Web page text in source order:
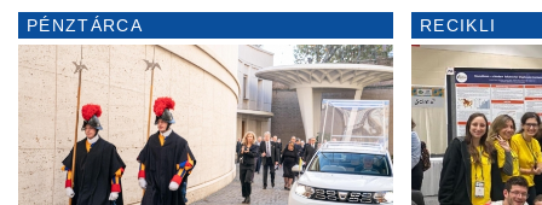
PÉNZTÁRCA RECIKLI